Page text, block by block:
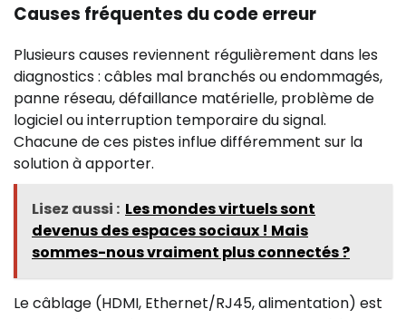
Causes fréquentes du code erreur
Plusieurs causes reviennent régulièrement dans les
diagnostics : câbles mal branchés ou endommagés,
panne réseau, défaillance matérielle, problème de
logiciel ou interruption temporaire du signal.
Chacune de ces pistes influe différemment sur la
solution à apporter.
Lisez aussi : Les mondes virtuels sont
devenus des espaces sociaux ! Mais
sommes-nous vraiment plus connectés ?
Le câblage (HDMI, Ethernet/RJ45, alimentation) est